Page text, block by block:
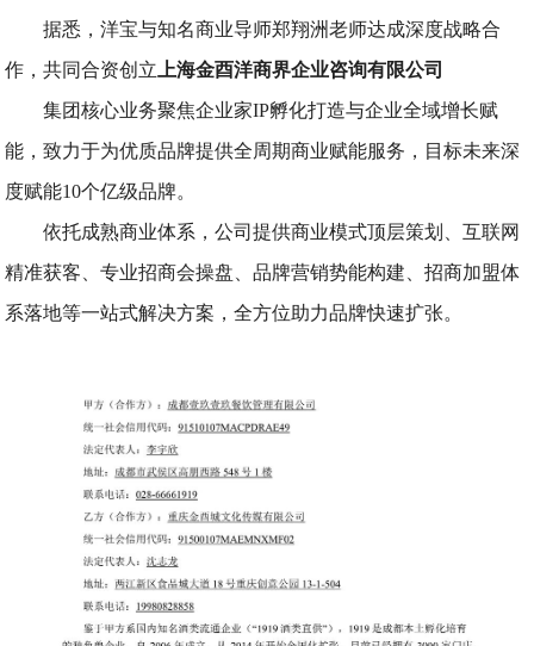
据悉，洋宝与知名商业导师郑翔洲老师达成深度战略合
作，共同合资创立上海金酉洋商界企业咨询有限公司
集团核心业务聚焦企业家IP孵化打造与企业全域增长赋
能，致力于为优质品牌提供全周期商业赋能服务，目标未来深
度赋能10个亿级品牌。
依托成熟商业体系，公司提供商业模式顶层策划、互联网
精准获客、专业招商会操盘、品牌营销势能构建、招商加盟体
系落地等一站式解决方案，全方位助力品牌快速扩张。